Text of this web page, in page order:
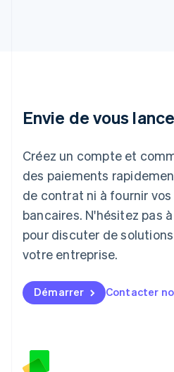
Envie de vous
Créez un compte et
des paiements
de contrat ni à fournir
bancaires. N'hésitez pas
pour discuter de
votre entreprise.
Démarrer Contacter
日本語 English
English
Liechtenstein
Deutsch English
Lituanie
English
Luxembourg
FrançaisDeutsch English
Malaisie
简体中文
Malte
English
Mexique
English
Nouvelle-Zélande